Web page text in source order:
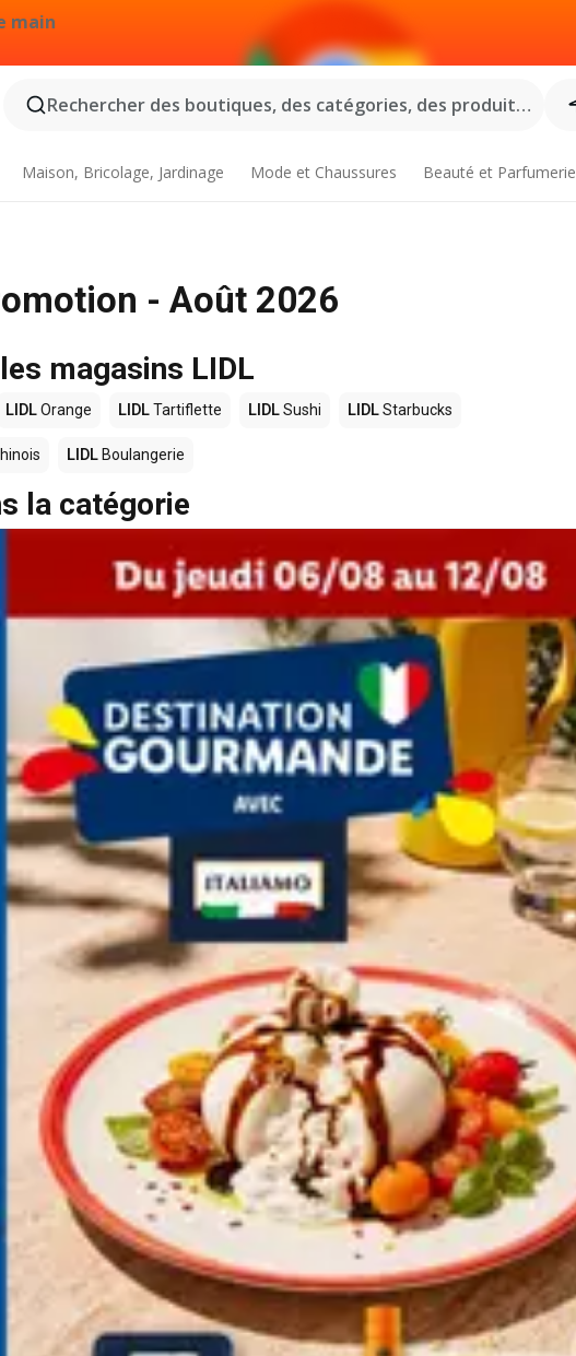
main
Rechercher des boutiques, des catégories, des produits...
Maison, Bricolage, Jardinage Mode et Chaussures Beauté et Parfumerie
- Août 2026
magasins LIDL
LIDLOrange LIDLTartiflette LIDLSushi LIDLStarbucks
LIDL Boulangerie
la catégorie